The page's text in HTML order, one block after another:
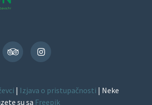
TripAdvisorInstagram
| Izjava o pristupačnosti | Neke
su sa Freepik